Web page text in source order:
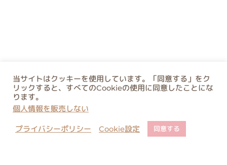
当サイトはクッキーを使用しています。「同意する」をク
リックすると、すべてのCookieの使用に同意したことにな
ります。
個人情報を販売しない
プライバシーポリシー Cookie設定 同意する